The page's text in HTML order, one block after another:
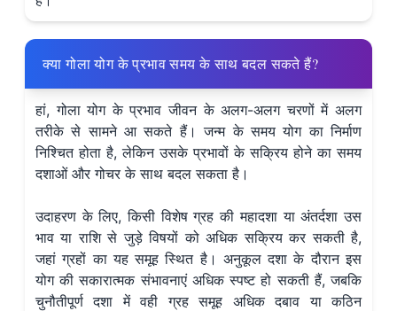
क्या गोला योग के प्रभाव समय के साथ बदल सकते हैं?
हां, गोला योग के प्रभाव जीवन के अलग-अलग चरणों में अलग
तरीके से सामने आ सकते हैं। जन्म के समय योग का निर्माण
निश्चित होता है, लेकिन उसके प्रभावों के सक्रिय होने का समय
दशाओं और गोचर के साथ बदल सकता है।
उदाहरण के लिए, किसी विशेष ग्रह की महादशा या अंतर्दशा उस
भाव या राशि से जुड़े विषयों को अधिक सक्रिय कर सकती है,
जहां ग्रहों का यह समूह स्थित है। अनुकूल दशा के दौरान इस
योग की सकारात्मक संभावनाएं अधिक स्पष्ट हो सकती हैं, जबकि
चुनौतीपूर्ण दशा में वही ग्रह समूह अधिक दबाव या कठिन